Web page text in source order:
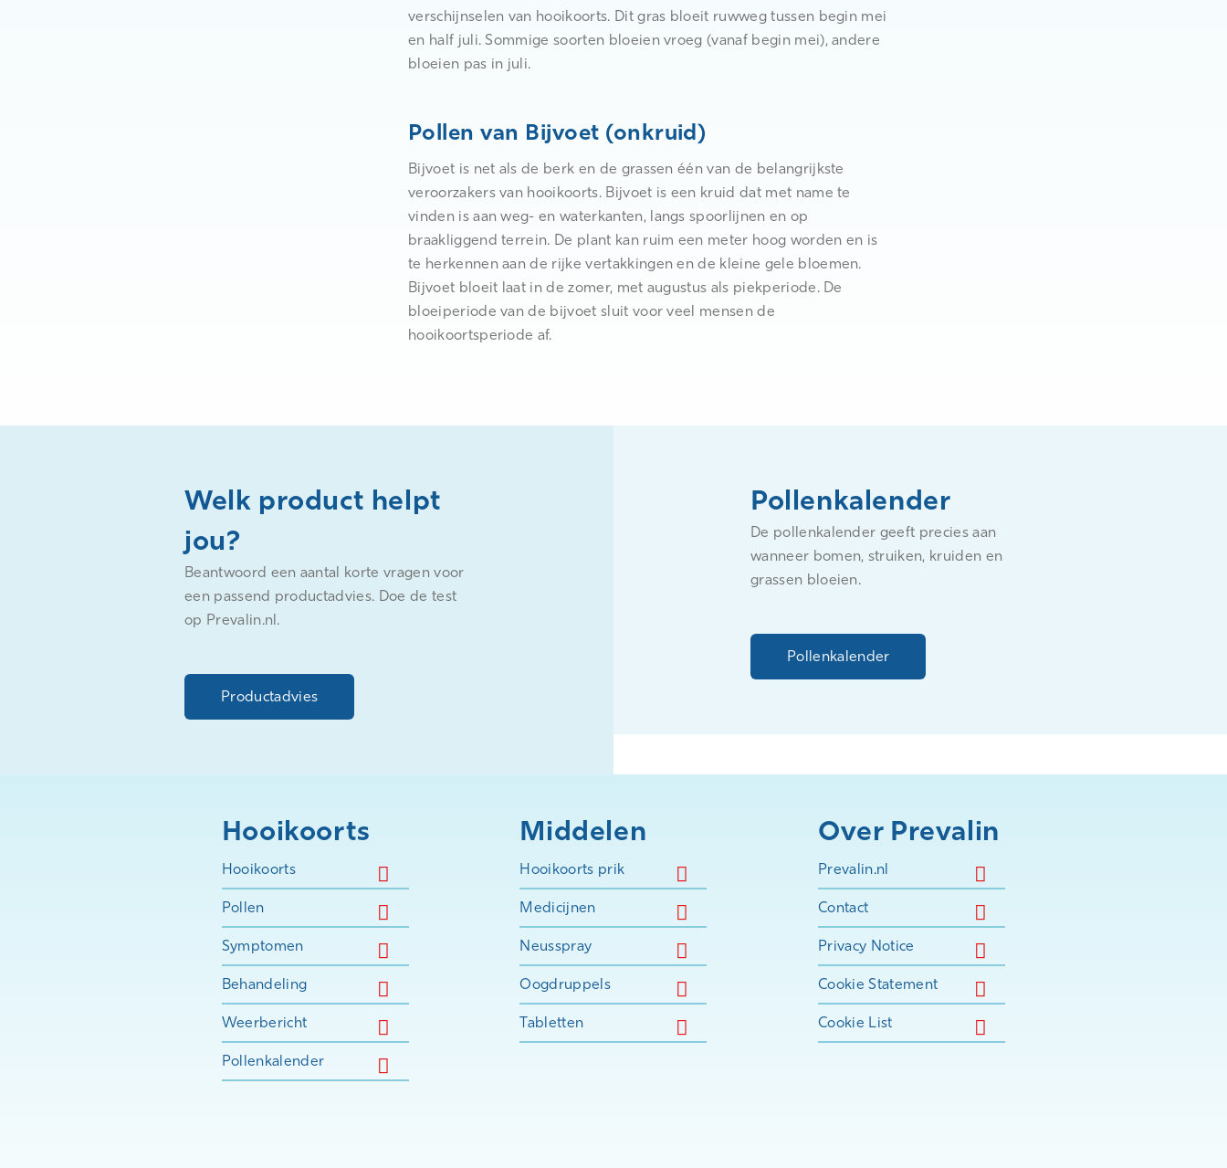
verschijnselen van hooikoorts. Dit gras bloeit ruwweg tussen begin mei
en half juli. Sommige soorten bloeien vroeg (vanaf begin mei), andere
bloeien pas in juli.
Pollen van Bijvoet (onkruid)
Bijvoet is net als de berk en de grassen één van de belangrijkste
veroorzakers van hooikoorts. Bijvoet is een kruid dat met name te
vinden is aan weg- en waterkanten, langs spoorlijnen en op
braakliggend terrein. De plant kan ruim een meter hoog worden en is
te herkennen aan de rijke vertakkingen en de kleine gele bloemen.
Bijvoet bloeit laat in de zomer, met augustus als piekperiode. De
bloeiperiode van de bijvoet sluit voor veel mensen de
hooikoortsperiode af.
Welk product helpt
jou?
Beantwoord een aantal korte vragen voor
een passend productadvies. Doe de test
op Prevalin.nl.
Productadvies
Pollenkalender
De pollenkalender geeft precies aan
wanneer bomen, struiken, kruiden en
grassen bloeien.
Pollenkalender
Hooikoorts
Hooikoorts
Pollen
Symptomen
Behandeling
Weerbericht
Pollenkalender
Middelen
Hooikoorts prik
Medicijnen
Neusspray
Oogdruppels
Tabletten
Over Prevalin
Prevalin.nl
Contact
Privacy Notice
Cookie Statement
Cookie List